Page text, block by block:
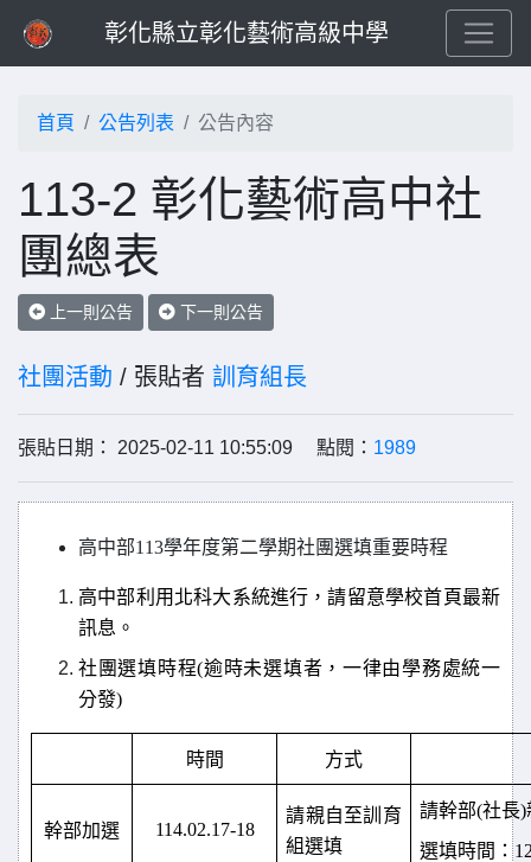
彰化縣立彰化藝術高級中學
首頁 公告列表 公告內容
113-2 彰化藝術高中社
團總表
上一則公告 下一則公告
社團活動 / 張貼者 訓育組長
張貼日期： 2025-02-11 10:55:09 點閱： 1989
高中部113學年度第二學期社團選填重要時程
高中部利用北科大系統進行，請留意學校首頁最新
訊息。
社團選填時程(逾時未選填者，一律由學務處統一
分發)
時間 方式
幹部加選 114.02.17-18
請親自至訓育
組選填
請幹部(社長
選填時間：